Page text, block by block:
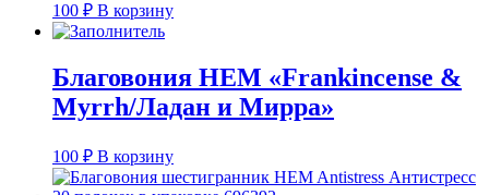
100 ₽ В корзину
Благовония HEM «Frankincense &
Myrrh/Ладан и Мирра»
100 ₽ В корзину